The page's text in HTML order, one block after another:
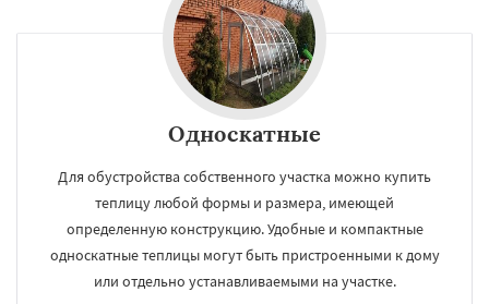
Односкатные
Для обустройства собственного участка можно купить
теплицу любой формы и размера, имеющей
определенную конструкцию. Удобные и компактные
односкатные теплицы могут быть пристроенными к дому
или отдельно устанавливаемыми на участке.